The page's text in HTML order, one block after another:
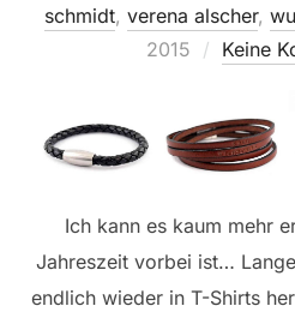
schmidt, verena alscher,
2015
Keine
Ich kann es kaum mehr
Jahreszeit vorbei ist…
endlich wieder in T-Shirts